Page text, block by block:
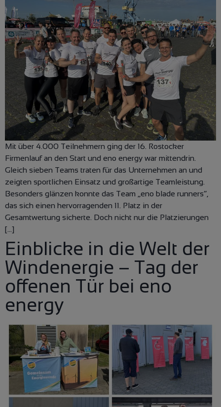
Mit über 4.000 Teilnehmern ging der 16. Rostocker
Firmenlauf an den Start und eno energy war mittendrin.
Gleich sieben Teams traten für das Unternehmen an und
zeigten sportlichen Einsatz und großartige Teamleistung.
Besonders glänzen konnte das Team „eno blade runners“,
das sich einen hervorragenden 11. Platz in der
Gesamtwertung sicherte. Doch nicht nur die Platzierungen
[…]
Einblicke in die Welt der
Windenergie – Tag der
offenen Tür bei eno
energy